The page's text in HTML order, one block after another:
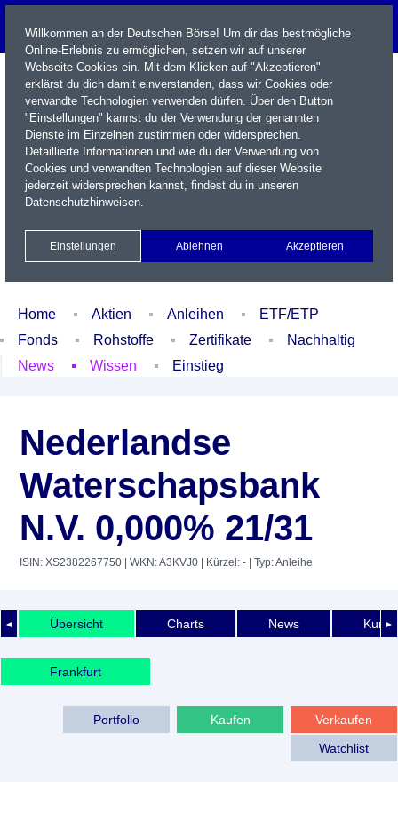
Name / WKN / ISIN / Kürzel
Xetra Realtime
Watchlist Portfolio Login
Home Aktien Anleihen
ETF/ETP
Fonds
Rohstoffe Zertifikate
Nachhaltig
News
Wissen Einstieg
Nederlandse
Waterschapsbank
N.V. 0,000% 21/31
ISIN: XS2382267750 | WKN: A3KVJ0 | Kürzel: - | Typ: Anleihe
◄ ►
Übersicht Charts News
Frankfurt
Verkaufen
Kaufen
Portfolio
Watchlist
Willkommen an der Deutschen Börse! Um dir das bestmögliche
Online-Erlebnis zu ermöglichen, setzen wir auf unserer
Webseite Cookies ein. Mit dem Klicken auf "Akzeptieren"
erklärst du dich damit einverstanden, dass wir Cookies oder
verwandte Technologien verwenden dürfen. Über den Button
"Einstellungen" kannst du der Verwendung der genannten
Dienste im Einzelnen zustimmen oder widersprechen.
Detaillierte Informationen und wie du der Verwendung von
Cookies und verwandten Technologien auf dieser Website
jederzeit widersprechen kannst, findest du in unseren
Datenschutzhinweisen.
Einstellungen Ablehnen Akzeptieren